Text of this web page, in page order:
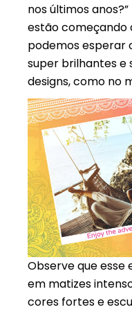
nos últimos
estão começando
podemos esperar
super brilhantes e
designs, como no
Observe que
em matizes
cores fortes e